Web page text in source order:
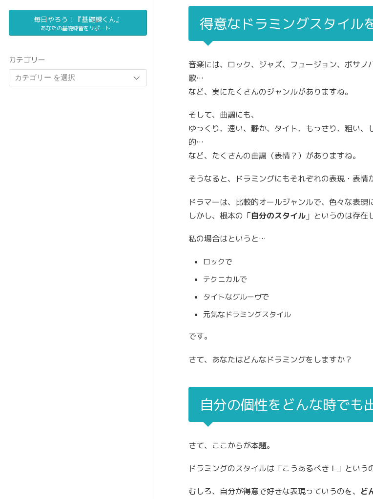
毎日やろう！『基礎練くん』
あなたの基礎練習をサポート！
カテゴリー
得意なドラミングスタイル
音楽には、ロック、ジャズ、フュージョン、ボサノ
歌…
など、実にたくさんのジャンルがありますね。
そして、曲調にも、
ゆっくり、速い、静か、タイト、もっさり、粗い、
的…
など、たくさんの曲調（表情？）がありますね。
そうなると、ドラミングにもそれぞれの表現・表情
ドラマーは、比較的オールジャンルで、色々な表現
しかし、根本の「自分のスタイル 」というのは存在
私の場合はというと…
ロックで
テクニカルで
タイトなグルーヴで
元気なドラミングスタイル
です。
さて、あなたはどんなドラミングをしますか？
自分の個性をどんな時でも
さて、ここからが本題。
ドラミングのスタイルは「こうあるべき！」という
むしろ、自分が得意で好きな表現っていうのを、 ど